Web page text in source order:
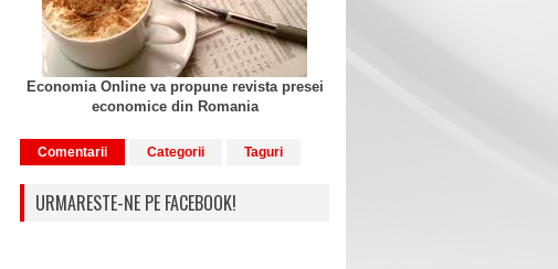
Economia Online va propune revista presei
economice din Romania
Comentarii Categorii Taguri
URMARESTE-NE PE FACEBOOK!